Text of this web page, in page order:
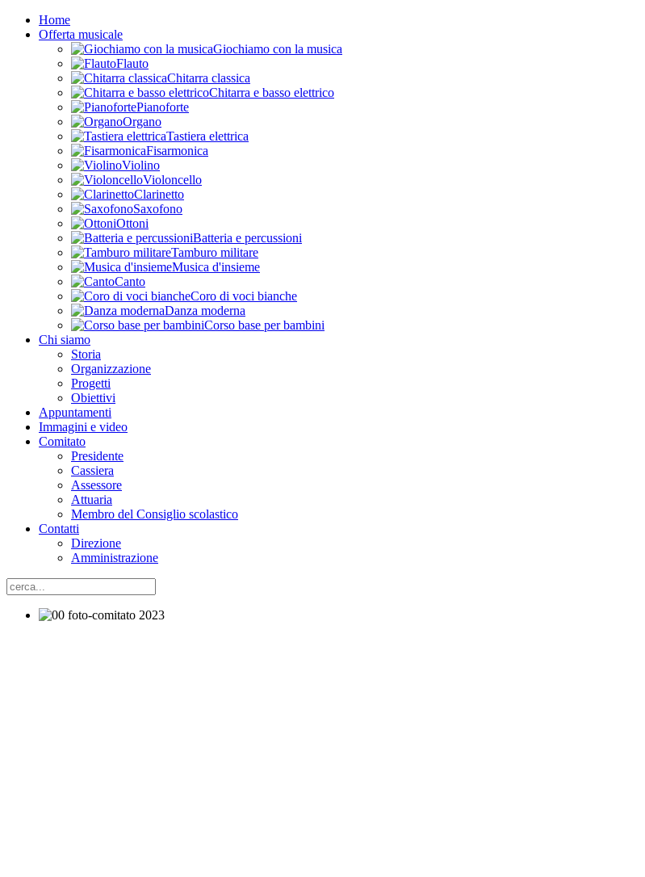
Home
Offerta musicale
Giochiamo con la musica
Flauto
Chitarra classica
Chitarra e basso elettrico
Pianoforte
Organo
Tastiera elettrica
Fisarmonica
Violino
Violoncello
Clarinetto
Saxofono
Ottoni
Batteria e percussioni
Tamburo militare
Musica d'insieme
Canto
Coro di voci bianche
Danza moderna
Corso base per bambini
Chi siamo
Storia
Organizzazione
Progetti
Obiettivi
Appuntamenti
Immagini e video
Comitato
Presidente
Cassiera
Assessore
Attuaria
Membro del Consiglio scolastico
Contatti
Direzione
Amministrazione